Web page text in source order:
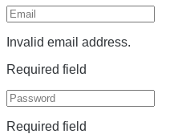
Invalid email address.
Required field
Required field